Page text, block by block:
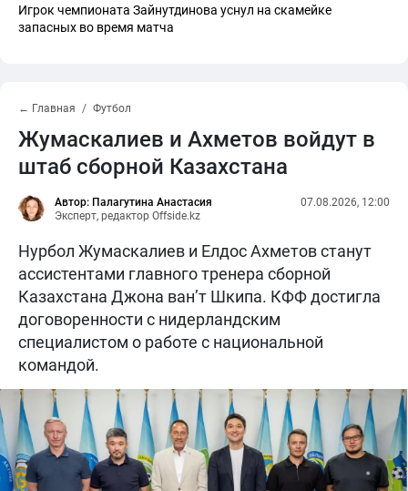
Игрок чемпионата Зайнутдинова уснул на скамейке
запасных во время матча
← Главная Футбол
Жумаскалиев и Ахметов войдут в
штаб сборной Казахстана
Автор: Палагутина Анастасия
Эксперт, редактор Offside.kz
07.08.2026, 12:00
Нурбол Жумаскалиев и Елдос Ахметов станут
ассистентами главного тренера сборной
Казахстана Джона ван’т Шкипа. КФФ достигла
договоренности с нидерландским
специалистом о работе с национальной
командой.